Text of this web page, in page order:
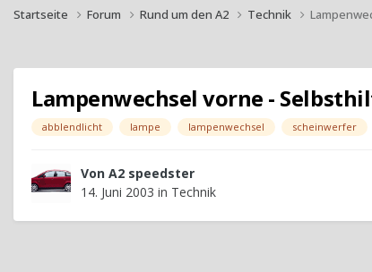
Startseite Forum Rund um den A2 Technik
Lampenwechsel vorne -
abblendlicht lampe lampenwechsel scheinwerfer
Von A2 speedster
14. Juni 2003 in Technik